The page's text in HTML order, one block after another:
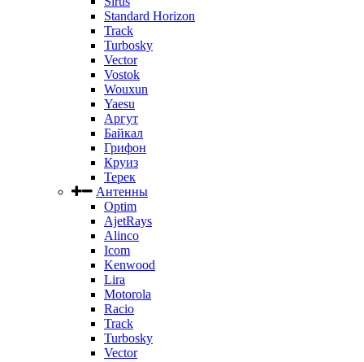
Standard Horizon
Track
Turbosky
Vector
Vostok
Wouxun
Yaesu
Аргут
Байкал
Грифон
Круиз
Терек
Антенны
Optim
AjetRays
Alinco
Icom
Kenwood
Lira
Motorola
Racio
Track
Turbosky
Vector